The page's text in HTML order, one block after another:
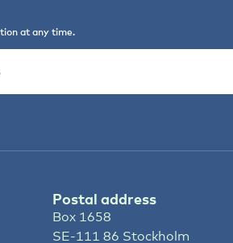
at any time.
Postal address
Box 1658
SE-111 86 Stockholm